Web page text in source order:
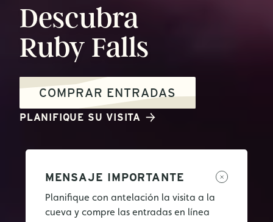
Descubra
Ruby Falls
COMPRAR ENTRADAS
PLANIFIQUE SU VISITA
MENSAJE IMPORTANTE
Planifique con antelación la visita a la
cueva y compre las entradas en línea